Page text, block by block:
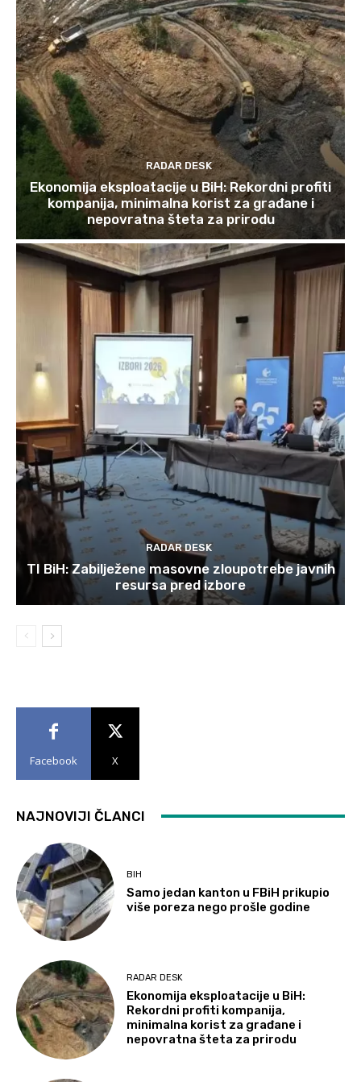
RADAR DESK
Ekonomija eksploatacije u BiH: Rekordni profiti
kompanija, minimalna korist za građane i
nepovratna šteta za prirodu
RADAR DESK
TI BiH: Zabilježene masovne zloupotrebe javnih
resursa pred izbore
Facebook X
NAJNOVIJI ČLANCI
BIH
Samo jedan kanton u FBiH prikupio
više poreza nego prošle godine
RADAR DESK
Ekonomija eksploatacije u BiH:
Rekordni profiti kompanija,
minimalna korist za građane i
nepovratna šteta za prirodu